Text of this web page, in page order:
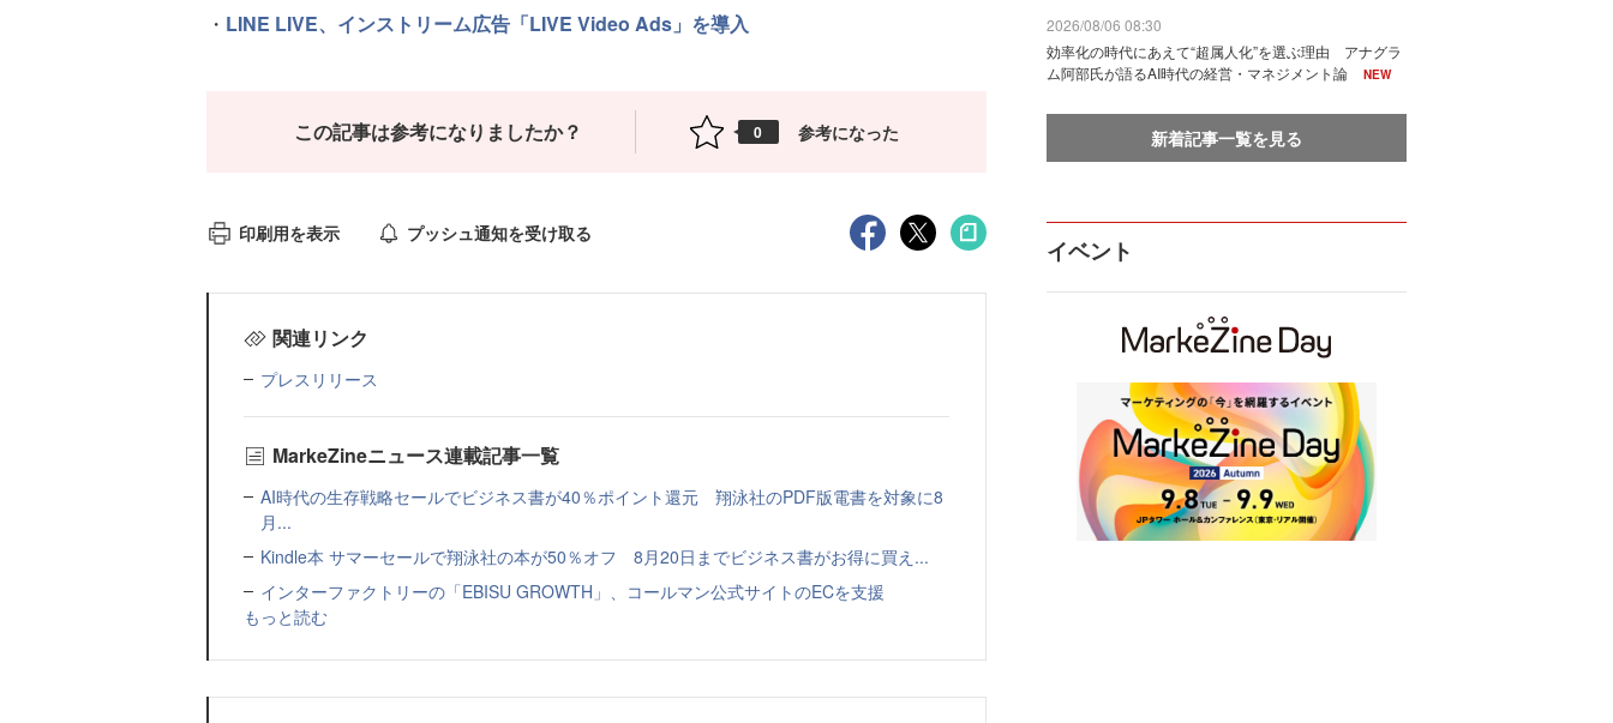
・ LINE LIVE、インストリーム広告「LIVE Video Ads」を導入
この記事は参考になりましたか？ 0 参考になった
印刷用を表示 プッシュ通知を受け取る
関連リンク
プレスリリース
MarkeZineニュース連載記事一覧
AI時代の生存戦略セールでビジネス書が40％ポイント還元 翔泳社のPDF版電書を対象に8
月...
Kindle本 サマーセールで翔泳社の本が50％オフ 8月20日までビジネス書がお得に買え...
インターファクトリーの「EBISU GROWTH」、コールマン公式サイトのECを支援
もっと読む
2026/08/06 08:30
効率化の時代にあえて“超属人化”を選ぶ理由 アナグラ
ム阿部氏が語るAI時代の経営・マネジメント論
NEW
新着記事一覧を見る
イベント